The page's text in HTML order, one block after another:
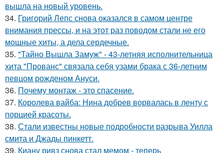
вышла на новый уровень.
34. Григорий Лепс снова оказался в самом центре
внимания прессы, и на этот раз поводом стали не его
мощные хиты, а дела сердечные.
35. "Тайно Вышла Замуж" - 43-летняя исполнительница
хита "Прованс" связала себя узами брака с 36-летним
певцом рожденом Ануси.
36. Почему монтаж - это спасение.
37. Королева вайба: Нина добрев ворвалась в ленту с
порцией красоты.
38. Стали известны новые подробности разрыва Уилла
смита и Джады пинкетт.
39. Киану ривз снова стал мемом - теперь